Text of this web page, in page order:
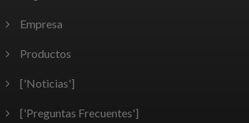
Empresa
Productos
['Noticias']
['Preguntas Frecuentes']